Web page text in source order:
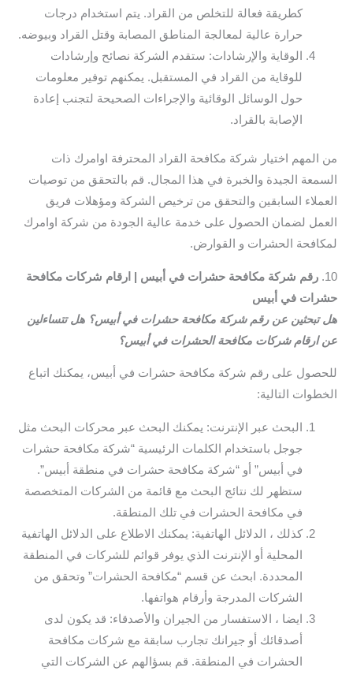
كطريقة فعالة للتخلص من القراد. يتم استخدام درجات
حرارة عالية لمعالجة المناطق المصابة وقتل القراد وبيوضه.
الوقاية والإرشادات: ستقدم الشركة نصائح وإرشادات
للوقاية من القراد في المستقبل. يمكنهم توفير معلومات
حول الوسائل الوقائية والإجراءات الصحيحة لتجنب إعادة
الإصابة بالقراد.
من المهم اختيار شركة مكافحة القراد المحترفة اوامرك ذات
السمعة الجيدة والخبرة في هذا المجال. قم بالتحقق من توصيات
العملاء السابقين والتحقق من ترخيص الشركة ومؤهلات فريق
العمل لضمان الحصول على خدمة عالية الجودة من شركة اوامرك
لمكافحة الحشرات و القوارض.
10. رقم شركة مكافحة حشرات في أبيس | ارقام شركات مكافحة
حشرات في أبيس
هل تبحثين عن رقم شركة مكافحة حشرات في أبيس؟ هل تتساءلين
عن ارقام شركات مكافحة الحشرات في أبيس؟
للحصول على رقم شركة مكافحة حشرات في أبيس، يمكنك اتباع
الخطوات التالية:
البحث عبر الإنترنت: يمكنك البحث عبر محركات البحث مثل
جوجل باستخدام الكلمات الرئيسية “شركة مكافحة حشرات
في أبيس” أو “شركة مكافحة حشرات في منطقة أبيس”.
ستظهر لك نتائج البحث مع قائمة من الشركات المتخصصة
في مكافحة الحشرات في تلك المنطقة.
كذلك ، الدلائل الهاتفية: يمكنك الاطلاع على الدلائل الهاتفية
المحلية أو الإنترنت الذي يوفر قوائم للشركات في المنطقة
المحددة. ابحث عن قسم “مكافحة الحشرات” وتحقق من
الشركات المدرجة وأرقام هواتفها.
ايضا ، الاستفسار من الجيران والأصدقاء: قد يكون لدى
أصدقائك أو جيرانك تجارب سابقة مع شركات مكافحة
الحشرات في المنطقة. قم بسؤالهم عن الشركات التي